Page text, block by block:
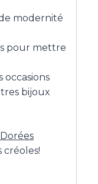
modernité
pour mettre
bijoux
créoles!